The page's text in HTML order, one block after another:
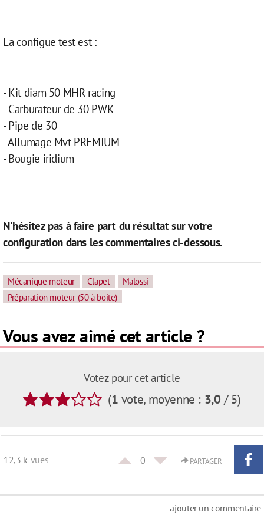
La configue test est :
- Kit diam 50 MHR racing
- Carburateur de 30 PWK
- Pipe de 30
- Allumage Mvt PREMIUM
- Bougie iridium
N'hésitez pas à faire part du résultat sur votre
configuration dans les commentaires ci-dessous.
Mécanique moteur Clapet
Malossi
Préparation moteur (50 à boite)
Vous avez aimé cet article ?
Votez pour cet article
(1 vote, moyenne : 3,0 / 5)
12,3 k vues 0 PARTAGER
ajouter un commentaire